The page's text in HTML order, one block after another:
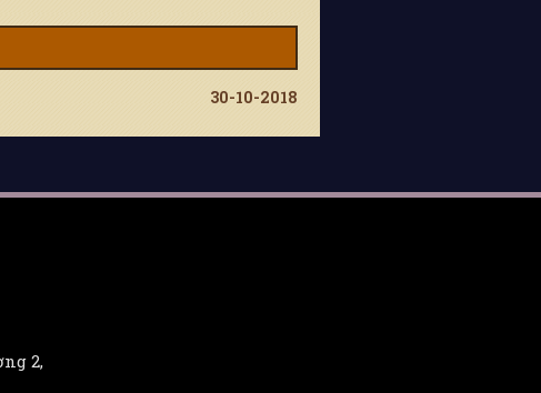
30-10-2018
2,